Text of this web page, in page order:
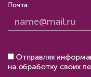
Почта:
Отправляя
на обработку своих